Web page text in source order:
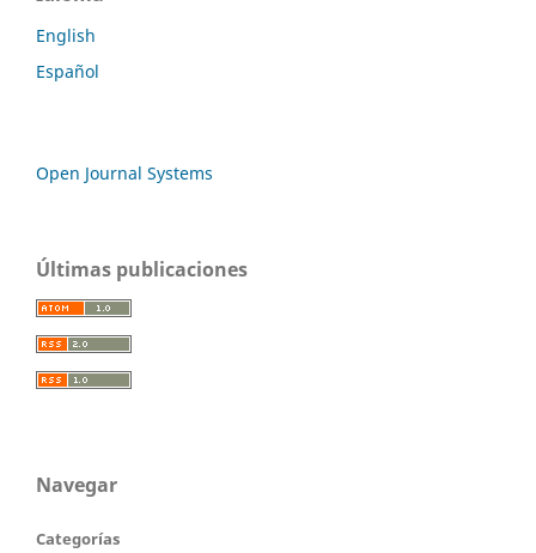
English
Español
Open Journal Systems
Últimas publicaciones
Navegar
Categorías